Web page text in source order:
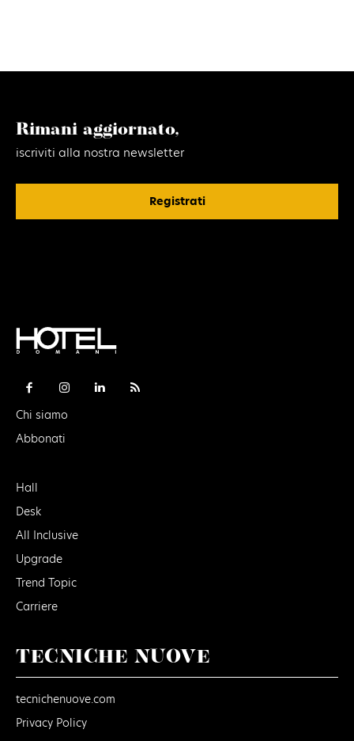
Rimani aggiornato,
iscriviti alla nostra newsletter
Registrati
Chi siamo
Abbonati
Hall
Desk
All Inclusive
Upgrade
Trend Topic
Carriere
TECNICHE NUOVE
tecnichenuove.com
Privacy Policy